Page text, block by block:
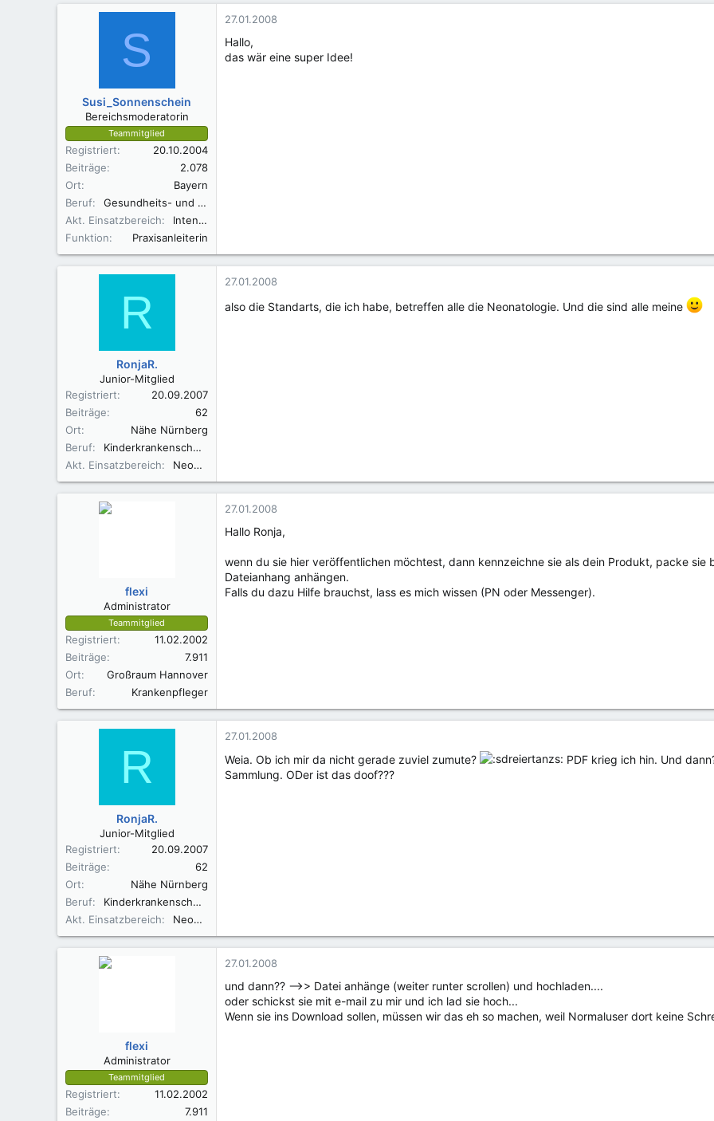
S
Susi_Sonnenschein
Bereichsmoderatorin
Teammitglied
Registriert
20.10.2004
Beiträge
2.078
Ort
Bayern
Beruf
Gesundheits- und Krankenpflegerin
Akt. Einsatzbereich
Intensiv
Funktion
Praxisanleiterin
27.01.2008
Hallo,
das wär eine super Idee!
R
RonjaR.
Junior-Mitglied
Registriert
20.09.2007
Beiträge
62
Ort
Nähe Nürnberg
Beruf
Kinderkrankenschwester, Still- und Laktationsberaterin IBCLC
Akt. Einsatzbereich
Neonatologie
27.01.2008
also die Standarts, die ich habe, betreffen alle die Neonatologie. Und die sind alle meine
flexi
Administrator
Teammitglied
Registriert
11.02.2002
Beiträge
7.911
Ort
Großraum Hannover
Beruf
Krankenpfleger
27.01.2008
Hallo Ronja,
wenn du sie hier veröffentlichen möchtest, dann kennzeichne sie als dein Produkt, packe
Dateianhang anhängen.
Falls du dazu Hilfe brauchst, lass es mich wissen (PN oder Messenger).
R
RonjaR.
Junior-Mitglied
Registriert
20.09.2007
Beiträge
62
Ort
Nähe Nürnberg
Beruf
Kinderkrankenschwester, Still- und Laktationsberaterin IBCLC
Akt. Einsatzbereich
Neonatologie
27.01.2008
Weia. Ob ich mir da nicht gerade zuviel zumute?
PDF krieg ich hin. Und
Sammlung. ODer ist das doof???
flexi
Administrator
Teammitglied
Registriert
11.02.2002
Beiträge
7.911
27.01.2008
und dann?? -->> Datei anhänge (weiter runter scrollen) und hochladen....
oder schickst sie mit e-mail zu mir und ich lad sie hoch...
Wenn sie ins Download sollen, müssen wir das eh so machen, weil Normaluser dort keine